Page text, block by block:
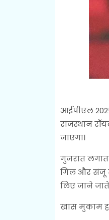
आईपीएल
राजस्थान
जाएगा।
गुजरात
गिल और संजू
लिए जाने
खास मुकाम